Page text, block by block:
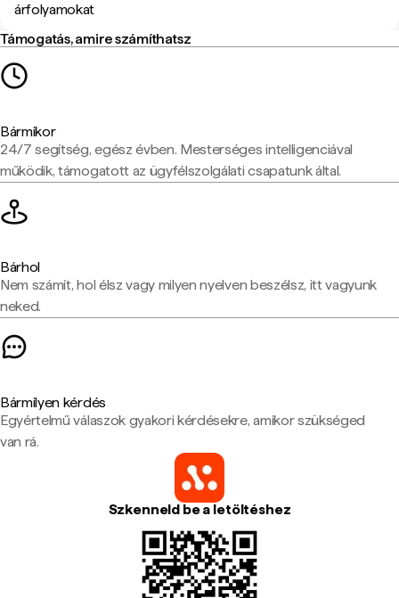
árfolyamokat
Támogatás, amire számíthatsz
Bármikor
24/7 segítség, egész évben. Mesterséges intelligenciával
működik, támogatott az ügyfélszolgálati csapatunk által.
Bárhol
Nem számít, hol élsz vagy milyen nyelven beszélsz, itt vagyunk
neked.
Bármilyen kérdés
Egyértelmű válaszok gyakori kérdésekre, amikor szükséged
van rá.
Szkenneld be a letöltéshez